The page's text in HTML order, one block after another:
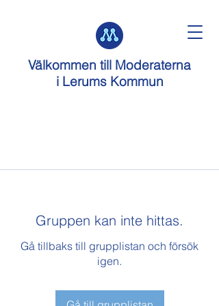
Välkommen till Moderaterna
i Lerums Kommun
Gruppen kan inte hittas.
Gå tillbaks till grupplistan och försök
igen.